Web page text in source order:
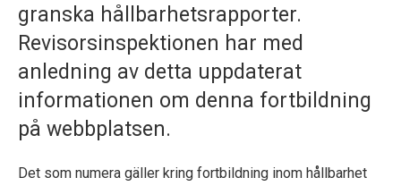
p
e
k
granska hållbarhetsrapporter.
Revisorsinspektionen har med
anledning av detta uppdaterat
informationen om denna fortbildning
på webbplatsen.
Det som numera gäller kring fortbildning inom hållbarhet